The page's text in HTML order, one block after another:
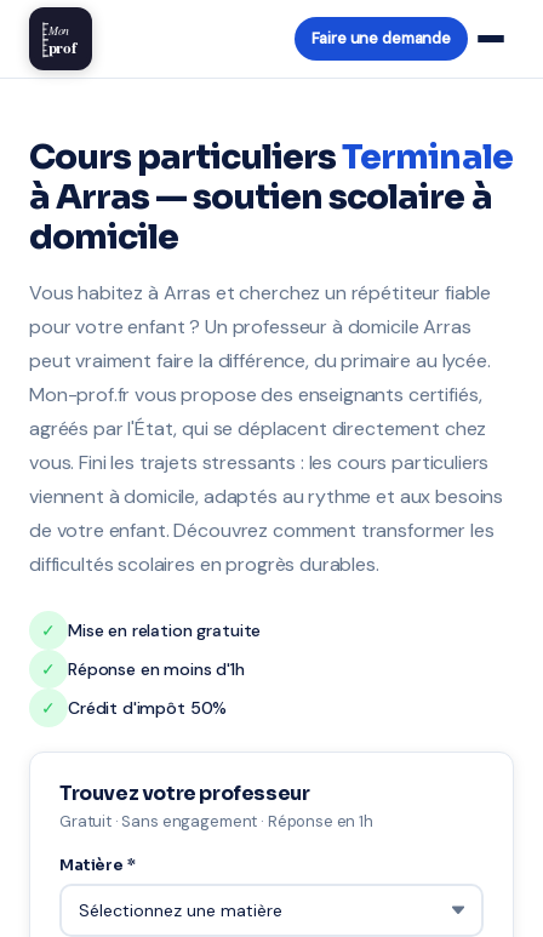
Mon
prof Faire une demande
Cours particuliersTerminale
à Arras — soutien scolaire à
domicile
Vous habitez à Arras et cherchez un répétiteur fiable
pour votre enfant ? Un professeur à domicile Arras
peut vraiment faire la différence, du primaire au lycée.
Mon-prof.fr vous propose des enseignants certifiés,
agréés par l'État, qui se déplacent directement chez
vous. Fini les trajets stressants : les cours particuliers
viennent à domicile, adaptés au rythme et aux besoins
de votre enfant. Découvrez comment transformer les
difficultés scolaires en progrès durables.
✓
Mise en relation gratuite
✓
Réponse en moins d'1h
✓
Crédit d'impôt 50%
Trouvez votre professeur
Gratuit · Sans engagement · Réponse en 1h
Matière *